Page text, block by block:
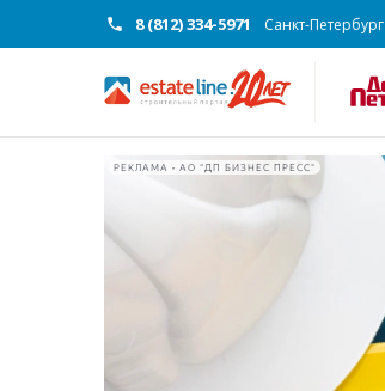
8 (812) 334-5971 Санкт-Петербург
РЕКЛАМА • АО "ДП БИЗНЕС ПРЕСС"